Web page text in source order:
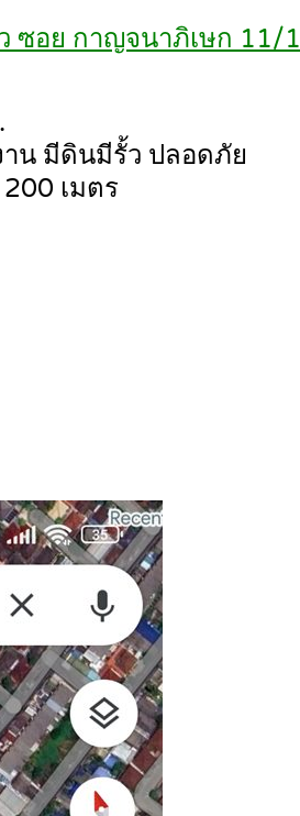
ซอย กาญจนาภิเษก 11/1
น มีดินมีรั้ว ปลอดภัย
เมตร